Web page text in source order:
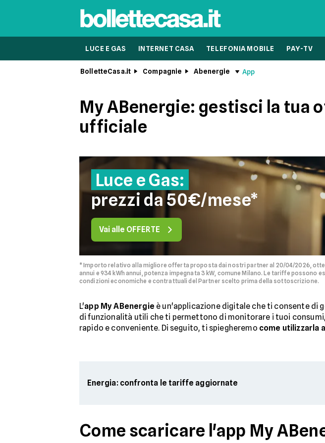
LUCE E GAS INTERNET CASA TELEFONIA MOBILE PAY-TV
BolletteCasa.it Compagnie Abenergie App
My ABenergie: gestisci la tua
ufficiale
Luce e Gas:
prezzi da 50€/mese*
Vai alle OFFERTE
* Importo relativo alla migliore offerta proposta dai nostri partner al 20/04/2026,
annui e 934 kWh annui, potenza impegnata 3 kW, comune Milano. Le tariffe
condizioni economiche e contrattuali del Partner scelto prima della sottoscrizione.
L'app My ABenergie è un'applicazione digitale che ti consente di
di funzionalità utili che ti permettono di monitorare i tuoi
rapido e conveniente. Di seguito, ti spiegheremo come utilizzarla
Energia: confronta le tariffe aggiornate
Come scaricare l'app My